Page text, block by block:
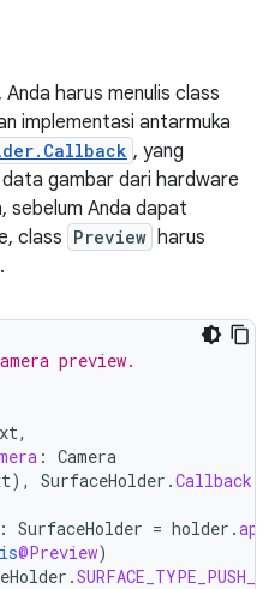
harus menulis class
implementasi antarmuka
, yang
data gambar dari hardware
sebelum Anda dapat
class Preview harus
.
preview.
,
: Camera
), SurfaceHolder .Callback
: SurfaceHolder = holder .
@Preview)
.